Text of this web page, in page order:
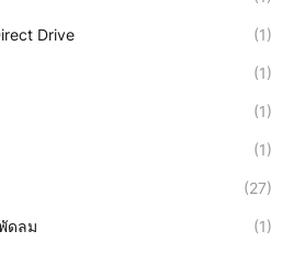
Drive (1)
(1)
(1)
(1)
(27)
ดลม (1)